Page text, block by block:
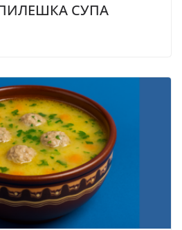
СУПА